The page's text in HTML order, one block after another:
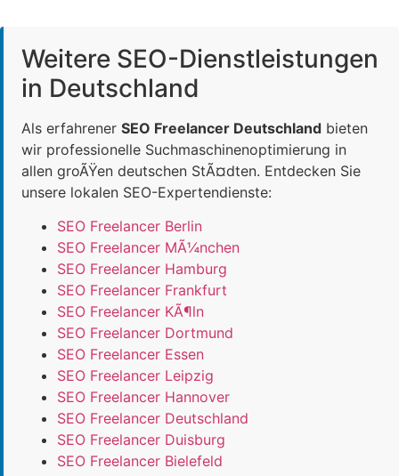
Weitere SEO-Dienstleistungen
in Deutschland
Als erfahrener SEO Freelancer Deutschland bieten
wir professionelle Suchmaschinenoptimierung in
allen groÃŸen deutschen StÃ¤dten. Entdecken Sie
unsere lokalen SEO-Expertendienste:
SEO Freelancer Berlin
SEO Freelancer MÃ¼nchen
SEO Freelancer Hamburg
SEO Freelancer Frankfurt
SEO Freelancer KÃ¶ln
SEO Freelancer Dortmund
SEO Freelancer Essen
SEO Freelancer Leipzig
SEO Freelancer Hannover
SEO Freelancer Deutschland
SEO Freelancer Duisburg
SEO Freelancer Bielefeld